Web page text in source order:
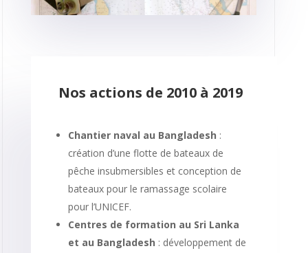
Nos actions de 2010 à 2019
Chantier naval au Bangladesh :
création d’une flotte de bateaux de
pêche insubmersibles et conception de
bateaux pour le ramassage scolaire
pour l’UNICEF.
Centres de formation au Sri Lanka
et au Bangladesh : développement de